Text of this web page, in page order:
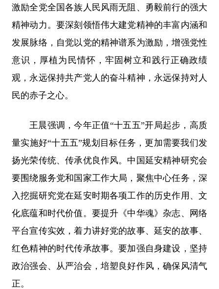
激励全党全国各族人民风雨无阻、勇毅前行的强大
精神动力。要深刻领悟伟大建党精神的丰富内涵和
发展脉络，自觉以党的精神谱系为激励，增强党性
意识，厚植为民情怀，牢固树立和践行正确政绩
观，永远保持共产党人的奋斗精神，永远保持对人
民的赤子之心。
王晨强调，今年正值“十五五”开局起步，高质
量实施好“十五五”规划目标任务，更加需要我们发
扬光荣传统、传承优良作风。中国延安精神研究会
要围绕服务党和国家工作大局，聚焦中心任务，深
入挖掘研究党在延安时期各项工作的历史作用、文
化底蕴和时代价值。要提升《中华魂》杂志、网络
平台宣传实效，着力讲好党的故事、延安的故事、
红色精神的时代传承故事。要加强自身建设，坚持
政治强会、从严治会，培塑良好作风，确保风清气
正。